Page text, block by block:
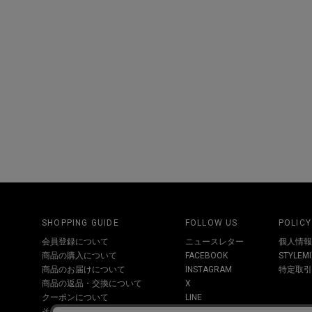
SHOPPING GUIDE
会員登録について
商品の購入について
商品のお届けについて
商品の返品・交換について
クーポンについて
FOLLOW US
ニュースレター
FACEBOOK
INSTAGRAM
X
LINE
POLICY
個人情
特定取